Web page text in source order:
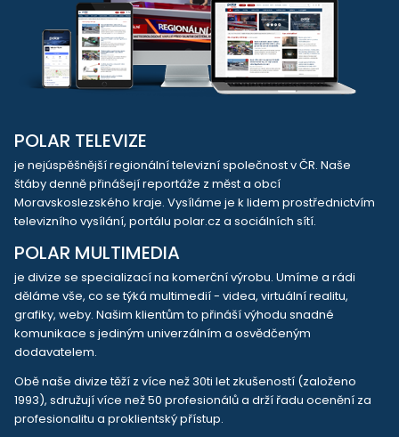
POLAR TELEVIZE
je nejúspěšnější regionální televizní společnost v ČR. Naše
štáby denně přinášejí reportáže z měst a obcí
Moravskoslezského kraje. Vysíláme je k lidem prostřednictvím
televizního vysílání, portálu polar.cz a sociálních sítí.
POLAR MULTIMEDIA
je divize se specializací na komerční výrobu. Umíme a rádi
děláme vše, co se týká multimedií - videa, virtuální realitu,
grafiky, weby. Našim klientům to přináší výhodu snadné
komunikace s jediným univerzálním a osvědčeným
dodavatelem.
Obě naše divize těží z více než 30ti let zkušeností (založeno
1993), sdružují více než 50 profesionálů a drží řadu ocenění za
profesionalitu a proklientský přístup.